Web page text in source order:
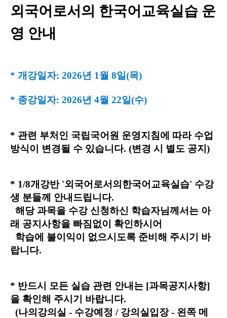
외국어로서의 한국어교육실습 운
영 안내
* 개강일자: 2026년 1월 8일(목)
* 종강일자: 2026년 4월 22일(수)
* 관련 부처인 국립국어원 운영지침에 따라 수업
방식이 변경될 수 있습니다. (변경 시 별도 공지)
* 1/8개강반 '외국어로서의한국어교육실습' 수강
생 분들께 안내드립니다.
해당 과목을 수강 신청하신 학습자님께서는 아
래 공지사항을 빠짐없이 확인하시어
학습에 불이익이 없으시도록 준비해 주시기 바
랍니다.
* 반드시 모든 실습 관련 안내는 [과목공지사항]
을 확인해 주시기 바랍니다.
(나의강의실 - 수강예정 / 강의실입장 - 왼쪽 메